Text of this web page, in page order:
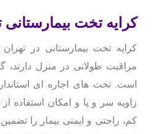
کرایه تخت بیمارستانی
کرایه تخت بیمارستانی در تهران
مراقبت طولانی در منزل دارند،
است. تخت های اجاره ای
زاویه سر و پا و امکان
کم، راحتی و ایمنی بیمار را